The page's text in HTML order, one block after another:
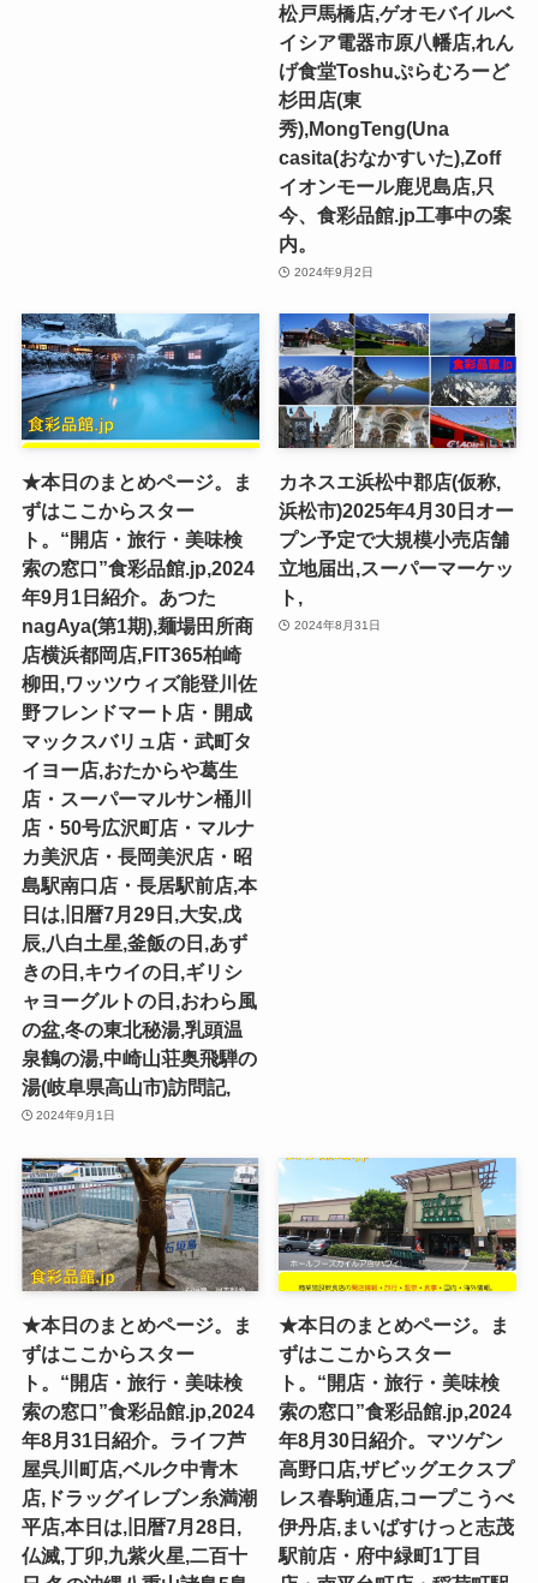
松戸馬橋店,ゲオモバイルベ
イシア電器市原八幡店,れん
げ食堂Toshuぷらむろーど
杉田店(東
秀),MongTeng(Una
casita(おなかすいた),Zoff
イオンモール鹿児島店,只
今、食彩品館.jp工事中の案
内。
2024年9月2日
★本日のまとめページ。ま
ずはここからスター
ト。“開店・旅行・美味検
索の窓口”食彩品館.jp,2024
年9月1日紹介。あつた
nagAya(第1期),麺場田所商
店横浜都岡店,FIT365柏崎
柳田,ワッツウィズ能登川佐
野フレンドマート店・開成
マックスバリュ店・武町タ
イヨー店,おたからや葛生
店・スーパーマルサン桶川
店・50号広沢町店・マルナ
カ美沢店・長岡美沢店・昭
島駅南口店・長居駅前店,本
日は,旧暦7月29日,大安,戊
辰,八白土星,釜飯の日,あず
きの日,キウイの日,ギリシ
ャヨーグルトの日,おわら風
の盆,冬の東北秘湯,乳頭温
泉鶴の湯,中崎山荘奥飛騨の
湯(岐阜県高山市)訪問記,
2024年9月1日
カネスエ浜松中郡店(仮称,
浜松市)2025年4月30日オー
プン予定で大規模小売店舗
立地届出,スーパーマーケッ
ト,
2024年8月31日
★本日のまとめページ。ま
ずはここからスター
ト。“開店・旅行・美味検
索の窓口”食彩品館.jp,2024
年8月31日紹介。ライフ芦
屋呉川町店,ベルク中青木
店,ドラッグイレブン糸満潮
平店,本日は,旧暦7月28日,
仏滅,丁卯,九紫火星,二百十
★本日のまとめページ。ま
ずはここからスター
ト。“開店・旅行・美味検
索の窓口”食彩品館.jp,2024
年8月30日紹介。マツゲン
高野口店,ザビッグエクスプ
レス春駒通店,コープこうべ
伊丹店,まいばすけっと志茂
駅前店・府中緑町1丁目